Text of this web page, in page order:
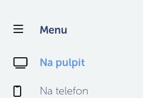
Menu
Na pulpit
Na telefon